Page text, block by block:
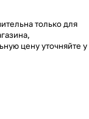
только для
цену уточняйте у